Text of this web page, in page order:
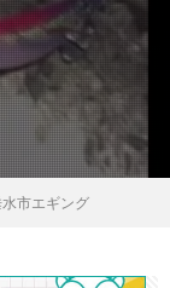
市エギング